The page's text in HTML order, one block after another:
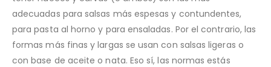
adecuadas para salsas más espesas y contundentes,
para pasta al horno y para ensaladas. Por el contrario, las
formas más finas y largas se usan con salsas ligeras o
con base de aceite o nata. Eso sí, las normas estás